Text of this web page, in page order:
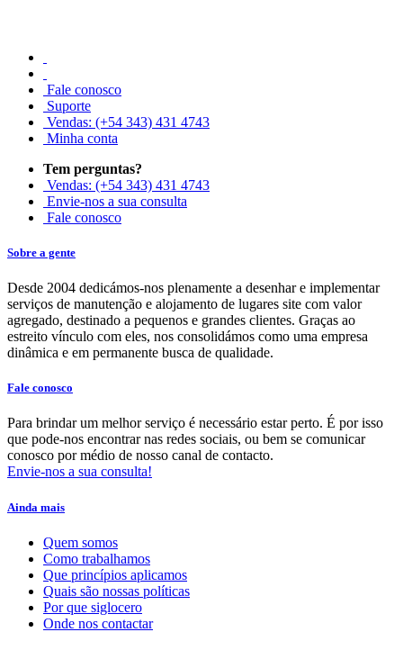
Fale conosco
Suporte
Vendas: (+54 343) 431 4743
Minha conta
Tem perguntas?
Vendas: (+54 343) 431 4743
Envie-nos a sua consulta
Fale conosco
Sobre a gente
Desde 2004 dedicámos-nos plenamente a desenhar e implementar
serviços de manutenção e alojamento de lugares site com valor
agregado, destinado a pequenos e grandes clientes. Graças ao
estreito vínculo com eles, nos consolidámos como uma empresa
dinâmica e em permanente busca de qualidade.
Fale conosco
Para brindar um melhor serviço é necessário estar perto. É por isso
que pode-nos encontrar nas redes sociais, ou bem se comunicar
conosco por médio de nosso canal de contacto.
Envie-nos a sua consulta!
Ainda mais
Quem somos
Como trabalhamos
Que princípios aplicamos
Quais são nossas políticas
Por que siglocero
Onde nos contactar